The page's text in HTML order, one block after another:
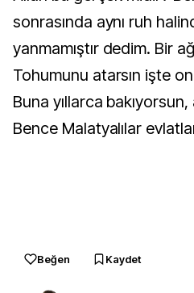
sonrasında aynı ruh
yanmamıştır dedim. Bir
Tohumunu atarsın işte
Buna yıllarca
Bence Malatyalılar
Beğen Kaydet